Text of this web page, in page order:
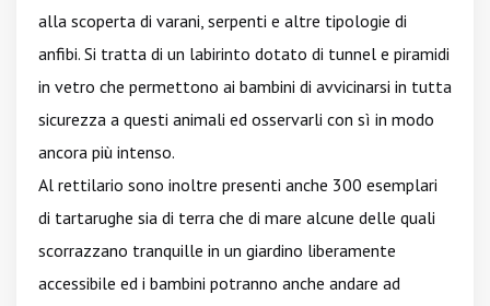
alla scoperta di varani, serpenti e altre tipologie di
anfibi. Si tratta di un labirinto dotato di tunnel e piramidi
in vetro che permettono ai bambini di avvicinarsi in tutta
sicurezza a questi animali ed osservarli con sì in modo
ancora più intenso.
Al rettilario sono inoltre presenti anche 300 esemplari
di tartarughe sia di terra che di mare alcune delle quali
scorrazzano tranquille in un giardino liberamente
accessibile ed i bambini potranno anche andare ad